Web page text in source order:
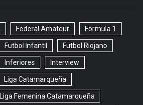
Federal Amateur Formula 1
Futbol Infantil Futbol Riojano
Inferiores Interview
Liga Catamarqueña
Liga Femenina Catamarqueña